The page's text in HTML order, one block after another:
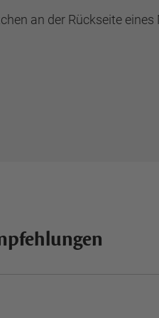
an der Rückseite